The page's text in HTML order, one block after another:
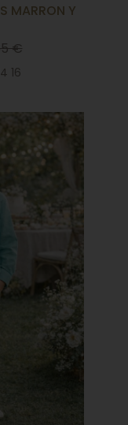
MARRON Y
€
16